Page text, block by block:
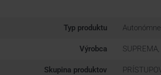
Typ produktu
Výrobca
Skupina produktov